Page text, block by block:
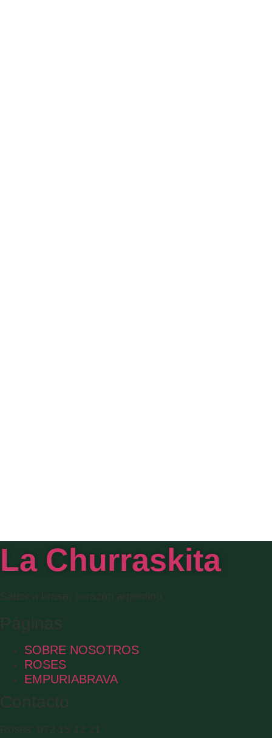
La Churraskita
Sabor a brasa, corazón argentino.
Páginas
SOBRE NOSOTROS
ROSES
EMPURIABRAVA
Contacto
Roses: 972 15 12 21